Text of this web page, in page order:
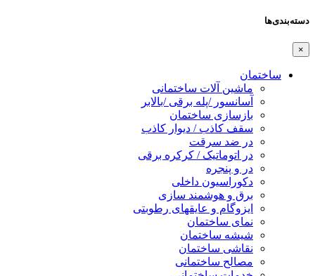
دسته‌بندی‌ها
×
ساختمان
ماشین آلات ساختمانی
آسانسور /پله برقی /بالابر
بازسازی ساختمان
سقف کاذب / دیوار کاذب
در ضد سرقت
در اتوماتیک / کرکره برقی
در و پنجره
دکوراسیون داخلی
برق و هوشمند سازی
ایزوگام و عایقهای رطوبتی
نمای ساختمان
شیشه ساختمان
نقاشی ساختمان
مصالح ساختمانی